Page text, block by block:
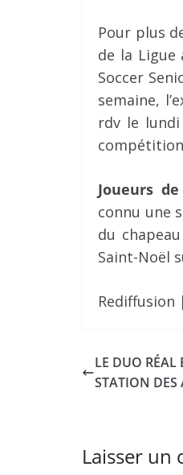
Pour plus
de la
Soccer
semaine,
rdv le
Joueurs
connu une
du
Saint-Noël
Rediffusion
LE DUO RÉAL
STATION DES
Laisser un